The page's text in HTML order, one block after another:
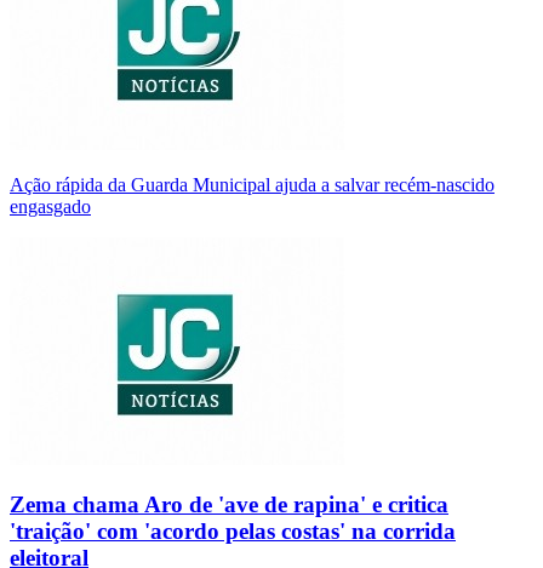
Ação rápida da Guarda Municipal ajuda a salvar recém-nascido
engasgado
Zema chama Aro de 'ave de rapina' e critica
'traição' com 'acordo pelas costas' na corrida
eleitoral